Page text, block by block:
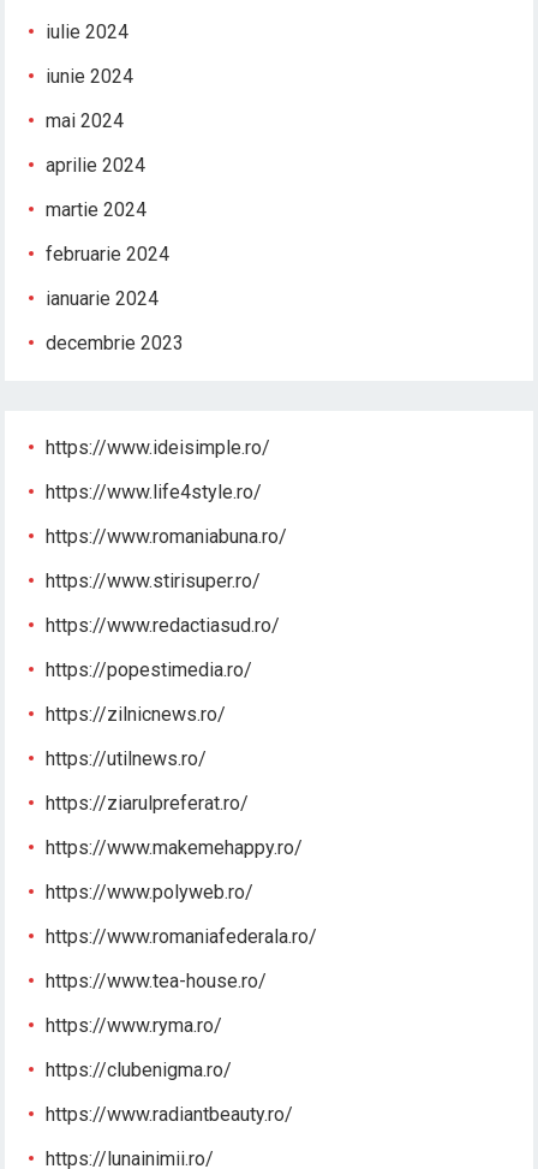
iulie 2024
iunie 2024
mai 2024
aprilie 2024
martie 2024
februarie 2024
ianuarie 2024
decembrie 2023
https://www.ideisimple.ro/
https://www.life4style.ro/
https://www.romaniabuna.ro/
https://www.stirisuper.ro/
https://www.redactiasud.ro/
https://popestimedia.ro/
https://zilnicnews.ro/
https://utilnews.ro/
https://ziarulpreferat.ro/
https://www.makemehappy.ro/
https://www.polyweb.ro/
https://www.romaniafederala.ro/
https://www.tea-house.ro/
https://www.ryma.ro/
https://clubenigma.ro/
https://www.radiantbeauty.ro/
https://lunainimii.ro/